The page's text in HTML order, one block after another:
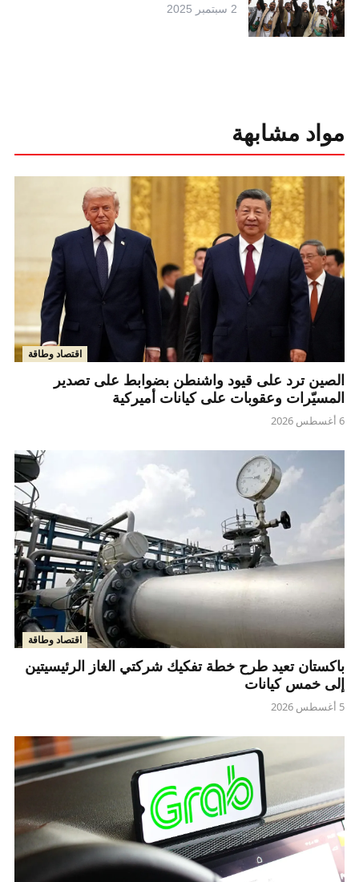
2 سبتمبر 2025
مواد مشابهة
اقتصاد وطاقة
الصين ترد على قيود واشنطن بضوابط على تصدير
المسيّرات وعقوبات على كيانات أميركية
6 أغسطس 2026
اقتصاد وطاقة
باكستان تعيد طرح خطة تفكيك شركتي الغاز الرئيسيتين
إلى خمس كيانات
5 أغسطس 2026